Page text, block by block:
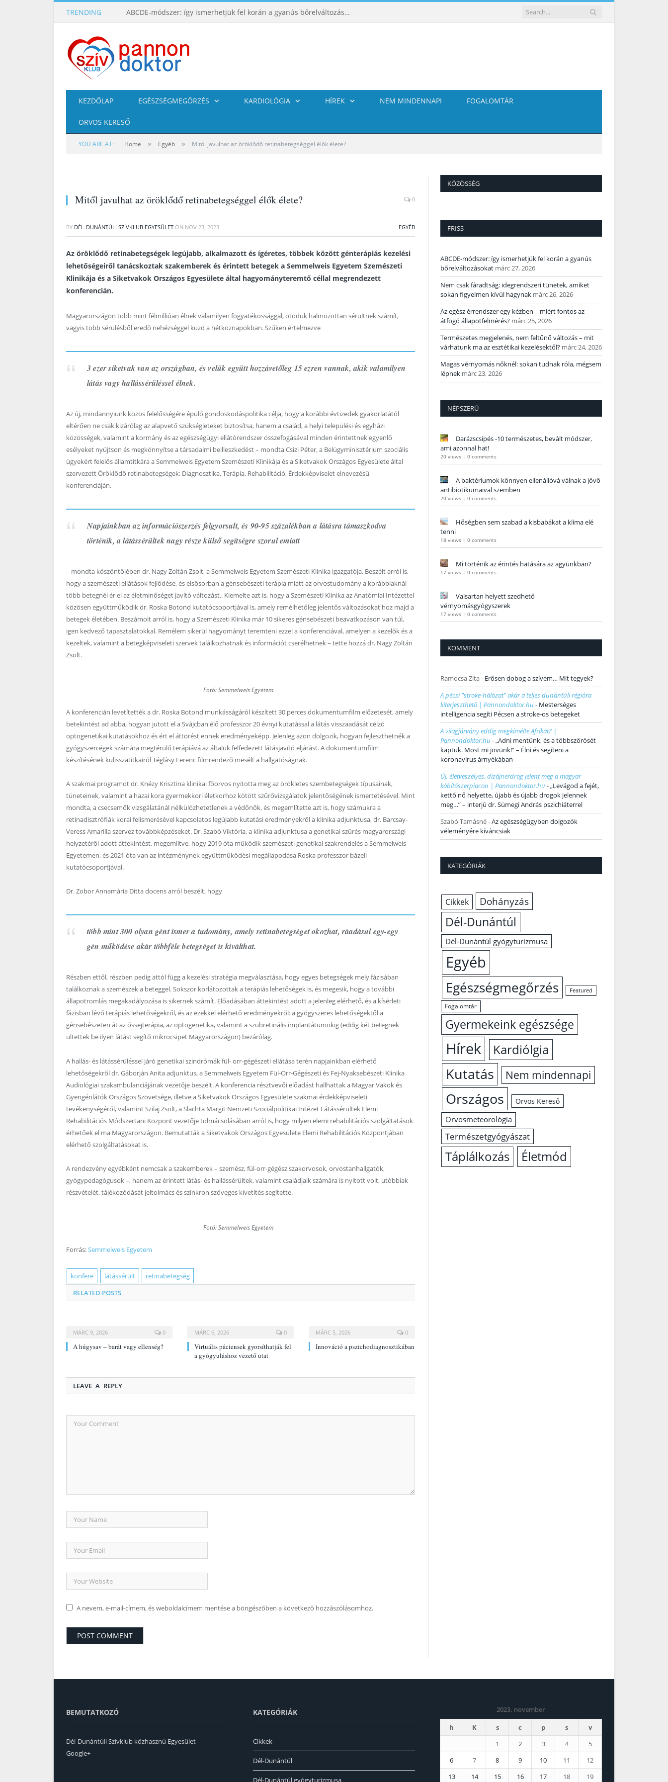
TRENDING ABCDE‑módszer: így ismerhetjük fel korán a gyanús bőrelváltozásokat
KEZDŐLAP EGÉSZSÉGMEGŐRZÉS KARDIOLÓGIA HÍREK NEM MINDENNAPI FOGALOMTÁR
ORVOS KERESŐ
YOU ARE AT: Home » Egyéb » Mitől javulhat az öröklődő retinabetegséggel élők élete?
Mitől javulhat az öröklődő retinabetegséggel élők élete? 0
BY DÉL-DUNÁNTÚLI SZÍVKLUB EGYESÜLET ON NOV 23, 2023 EGYÉB
Az öröklődő retinabetegségek legújabb, alkalmazott és ígéretes, többek között génterápiás kezelési
lehetőségeiről tanácskoztak szakemberek és érintett betegek a Semmelweis Egyetem Szemészeti
Klinikája és a Siketvakok Országos Egyesülete által hagyományteremtő céllal megrendezett
konferencián.
Magyarországon több mint félmillióan élnek valamilyen fogyatékossággal, ötödük halmozottan sérültnek számít,
vagyis több sérülésből eredő nehézséggel küzd a hétköznapokban. Szűken értelmezve
3 ezer siketvak van az országban, és velük együtt hozzávetőleg 15 ezren vannak, akik valamilyen
látás vagy hallássérüléssel élnek.
Az új, mindannyiunk közös felelősségére épülő gondoskodáspolitika célja, hogy a korábbi évtizedek gyakorlatától
eltérően ne csak kizárólag az alapvető szükségleteket biztosítsa, hanem a család, a helyi települési és egyházi
közösségek, valamint a kormány és az egészségügyi ellátórendszer összefogásával minden érintettnek egyenlő
esélyeket nyújtson és megkönnyítse a társadalmi beilleszkedést – mondta Csizi Péter, a Belügyminisztérium szociális
ügyekért felelős államtitkára a Semmelweis Egyetem Szemészeti Klinikája és a Siketvakok Országos Egyesülete által
szervezett Öröklődő retinabetegségek: Diagnosztika, Terápia, Rehabilitáció, Érdekképviselet elnevezésű
konferenciáján.
Napjainkban az információszerzés felgyorsult, és 90-95 százalékban a látásra támaszkodva
történik, a látássérültek nagy része külső segítségre szorul emiatt
– mondta köszöntőjében dr. Nagy Zoltán Zsolt, a Semmelweis Egyetem Szemészeti Klinika igazgatója. Beszélt arról is,
hogy a szemészeti ellátások fejlődése, és elsősorban a génsebészeti terápia miatt az orvostudomány a korábbiaknál
több betegnél ér el az életminőséget javító változást.. Kiemelte azt is, hogy a Szemészeti Klinika az Anatómiai Intézettel
közösen együttműködik dr. Roska Botond kutatócsoportjával is, amely remélhetőleg jelentős változásokat hoz majd a
betegek életében. Beszámolt arról is, hogy a Szemészeti Klinika már 10 sikeres génsebészeti beavatkozáson van túl,
igen kedvező tapasztalatokkal. Remélem sikerül hagyományt teremteni ezzel a konferenciával, amelyen a kezelők és a
kezeltek, valamint a betegképviseleti szervek találkozhatnak és információt cserélhetnek – tette hozzá dr. Nagy Zoltán
Zsolt.
Fotó: Semmelweis Egyetem
A konferencián levetítették a dr. Roska Botond munkásságáról készített 30 perces dokumentumfilm előzetesét, amely
betekintést ad abba, hogyan jutott el a Svájcban élő professzor 20 évnyi kutatással a látás visszaadását célzó
optogenetikai kutatásokhoz és ért el áttörést ennek eredményeképp. Jelenleg azon dolgozik, hogyan fejleszthetnék a
gyógyszercégek számára megtérülő terápiává az általuk felfedezett látásjavító eljárást. A dokumentumfilm
készítésének kulisszatitkairól Téglásy Ferenc filmrendező mesélt a hallgatóságnak.
A szakmai programot dr. Knézy Krisztina klinikai főorvos nyitotta meg az örökletes szembetegségek típusainak,
tüneteinek, valamint a hazai kora gyermekkori életkorhoz kötött szűrővizsgálatok jelentőségének ismertetésével. Mint
mondta, a csecsemők vizsgálatánál nélkülözhetetlenek a védőnők, és megemlítette azt is, hogy számukra a
retinadisztrófiák korai felismerésével kapcsolatos legújabb kutatási eredményekről a klinika adjunktusa, dr. Barcsay-
Veress Amarilla szervez továbbképzéseket. Dr. Szabó Viktória, a klinika adjunktusa a genetikai szűrés magyarországi
helyzetéről adott áttekintést, megemlítve, hogy 2019 óta működik szemészeti genetikai szakrendelés a Semmelweis
Egyetemen, és 2021 óta van az intézménynek együttműködési megállapodása Roska professzor bázeli
kutatócsoportjával.
Dr. Zobor Annamária Ditta docens arról beszélt, hogy
több mint 300 olyan gént ismer a tudomány, amely retinabetegséget okozhat, ráadásul egy-egy
gén működése akár többféle betegséget is kiválthat.
Részben ettől, részben pedig attól függ a kezelési stratégia megválasztása, hogy egyes betegségek mely fázisában
találkoznak a szemészek a beteggel. Sokszor korlátozottak a terápiás lehetőségek is, és megesik, hogy a további
állapotromlás megakadályozása is sikernek számít. Előadásában áttekintést adott a jelenleg elérhető, és a kísérleti
fázisban lévő terápiás lehetőségekről, és az ezekkel elérhető eredményekről: a gyógyszeres lehetőségektől a
génsebészeten át az őssejterápia, az optogenetika, valamint a szubretinális implantátumokig (eddig két betegnek
ültettek be ilyen látást segítő mikrocsipet Magyarországon) bezárólag.
A hallás- és látássérüléssel járó genetikai szindrómák fül- orr-gégészeti ellátása terén napjainkban elérhető
lehetőségekről dr. Gáborján Anita adjunktus, a Semmelweis Egyetem Fül-Orr-Gégészeti és Fej-Nyaksebészeti Klinika
Audiológiai szakambulanciájának vezetője beszélt. A konferencia résztvevői előadást hallhattak a Magyar Vakok és
Gyengénlátók Országos Szövetsége, illetve a Siketvakok Országos Egyesülete szakmai érdekképviseleti
tevékenységéről, valamint Szilaj Zsolt, a Slachta Margit Nemzeti Szociálpolitikai Intézet Látássérültek Elemi
Rehabilitációs Módszertani Központ vezetője tolmácsolásában arról is, hogy milyen elemi rehabilitációs szolgáltatások
érhetőek el ma Magyarországon. Bemutatták a Siketvakok Országos Egyesülete Elemi Rehabilitációs Központjában
elérhető szolgáltatásokat is.
A rendezvény egyébként nemcsak a szakemberek – szemész, fül-orr-gégész szakorvosok, orvostanhallgatók,
gyógypedagógusok –, hanem az érintett látás- és hallássérültek, valamint családjaik számára is nyitott volt, utóbbiak
részvételét, tájékozódását jeltolmács és szinkron szöveges kivetítés segítette.
Fotó: Semmelweis Egyetem
Forrás:Semmelweis Egyetem
konfere látássérült
retinabetegség
RELATED POSTS
MÁRC 9, 2026 0
A húgysav – barát vagy ellenség?
MÁRC 6, 2026 0
Virtuális páciensek gyorsíthatják fel
a gyógyuláshoz vezető utat
MÁRC 5, 2026 0
Innováció a pszichodiagnosztikában
LEAVE A REPLY
A nevem, e-mail-címem, és weboldalcímem mentése a böngészőben a következő hozzászólásomhoz.
KÖZÖSSÉG
FRISS
ABCDE‑módszer: így ismerhetjük fel korán a gyanús
bőrelváltozásokat márc 27, 2026
Nem csak fáradtság: idegrendszeri tünetek, amiket
sokan figyelmen kívül hagynak márc 26, 2026
Az egész érrendszer egy kézben – miért fontos az
átfogó állapotfelmérés? márc 25, 2026
Természetes megjelenés, nem feltűnő változás – mit
várhatunk ma az esztétikai kezelésektől? márc 24, 2026
Magas vérnyomás nőknél: sokan tudnak róla, mégsem
lépnek márc 23, 2026
NÉPSZERŰ
Darázscsípés -10 természetes, bevált módszer,
ami azonnal hat!
20 views | 0 comments
A baktériumok könnyen ellenállóvá válnak a jövő
antibiotikumaival szemben
20 views | 0 comments
Hőségben sem szabad a kisbabákat a klíma elé
tenni
18 views | 0 comments
Mi történik az érintés hatására az agyunkban?
17 views | 0 comments
Valsartan helyett szedhető
vérnyomásgyógyszerek
17 views | 0 comments
KOMMENT
Ramocsa Zita- Erősen dobog a szívem… Mit tegyek?
A pécsi "stroke-hálózat" akár a teljes dunántúli régióra
kiterjeszthető | Pannondoktor.hu - Mesterséges
intelligencia segíti Pécsen a stroke-os betegeket
A világjárvány eddig megkímélte Afrikát? |
Pannondoktor.hu -„Adni mentünk, és a többszörösét
kaptuk. Most mi jövünk!” – Élni és segíteni a
koronavírus árnyékában
Új, életveszélyes, dizájnerdrog jelent meg a magyar
kábítószerpiacon | Pannondoktor.hu -„Levágod a fejét,
kettő nő helyette, újabb és újabb drogok jelennek
meg…” – interjú dr. Sümegi András pszichiáterrel
Szabó Tamásné-Az egészségügyben dolgozók
véleményére kíváncsiak
KATEGÓRIÁK
Cikkek Dohányzás
Dél-Dunántúl
Dél-Dunántúl gyógyturizmusa
Egyéb
Egészségmegőrzés Featured
Fogalomtár
Gyermekeink egészsége
Hírek Kardiólgia
Kutatás Nem mindennapi
Országos Orvos Kereső
Orvosmeteorológia
Természetgyógyászat
Táplálkozás Életmód
BEMUTATKOZÓ
Dél-Dunántúli Szívklub közhasznú Egyesület
Google+
KATEGÓRIÁK
Cikkek
Dél-Dunántúl
Dél-Dunántúl gyógyturizmusa
2023. november
h
K s c p s
v
1
2 3 4
5
6
7 8 9 10 11
12
13
14 15 16 17 18 19